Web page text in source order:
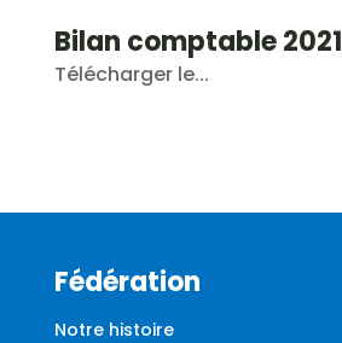
Bilan comptable 2021
Télécharger le...
Fédération
Notre histoire